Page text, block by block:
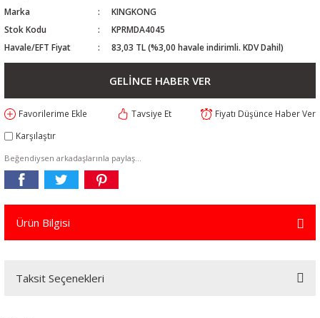
Marka
KINGKONG
Stok Kodu
KPRMDA4045
Havale/EFT Fiyat
83,03 TL (%3,00 havale indirimli. KDV Dahil)
GELİNCE HABER VER
Tavsiye Et
Fiyatı Düşünce Haber Ver
Karşılaştır
Beğendiysen arkadaşlarınla paylaş...
Ürün Bilgisi
Taksit Seçenekleri